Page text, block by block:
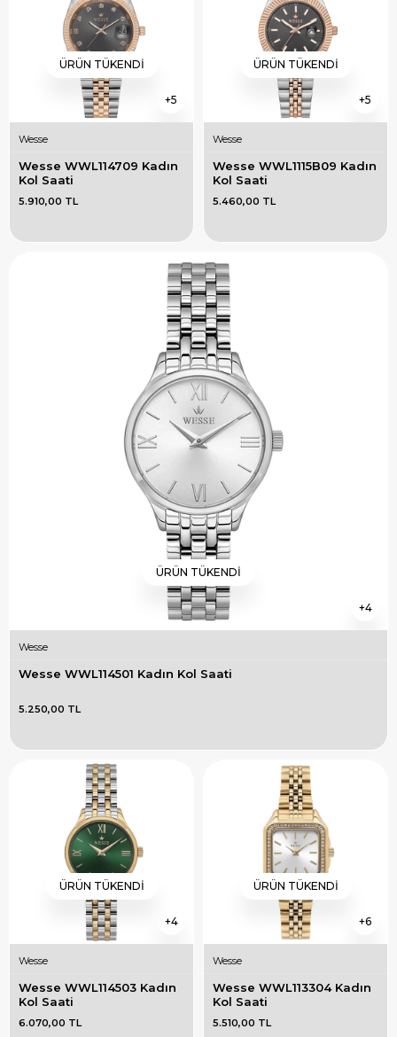
5
ÜRÜN TÜKENDI
Wesse
Wesse WWL114709 Kadın
Kol Saati
5.910,00 TL
5
ÜRÜN TÜKENDI
Wesse
Wesse WWL1115B09 Kadın
Kol Saati
5.460,00 TL
4
ÜRÜN TÜKENDI
Wesse
Wesse WWL114501 Kadın Kol Saati
5.250,00 TL
4
ÜRÜN TÜKENDI
Wesse
Wesse WWL114503 Kadın
Kol Saati
6.070,00 TL
6
ÜRÜN TÜKENDI
Wesse
Wesse WWL113304 Kadın
Kol Saati
5.510,00 TL